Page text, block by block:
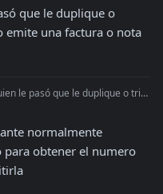
que le duplique o
emite una factura o nota
triplique las request cuando emite una factura o nota de débito? gracias!!
normalmente
para obtener el numero